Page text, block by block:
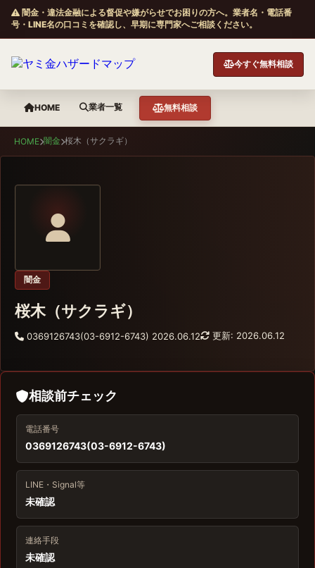
闇金・違法金融による督促や嫌がらせでお困りの方へ。業者名・電話番
号・LINE名の口コミを確認し、早期に専門家へご相談ください。
今すぐ無料相談
HOME 業者一覧 無料相談
HOME 闇金 桜木（サクラギ）
闇金
桜木（サクラギ）
0369126743(03-6912-6743) 2026.06.12 更新: 2026.06.12
相談前チェック
電話番号
0369126743(03-6912-6743)
LINE・Signal等
未確認
連絡手段
未確認